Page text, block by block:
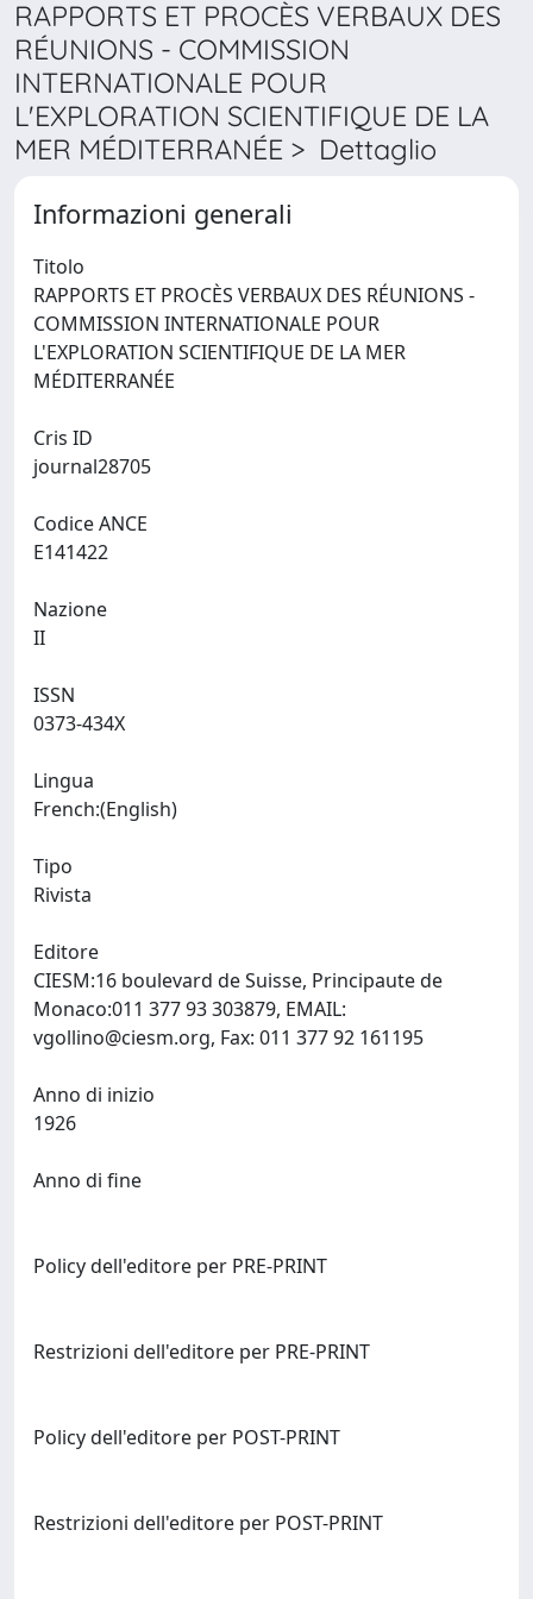
RAPPORTS ET PROCÈS VERBAUX DES
RÉUNIONS - COMMISSION
INTERNATIONALE POUR
L'EXPLORATION SCIENTIFIQUE DE LA
MER MÉDITERRANÉE > Dettaglio
Informazioni generali
Titolo
RAPPORTS ET PROCÈS VERBAUX DES RÉUNIONS -
COMMISSION INTERNATIONALE POUR
L'EXPLORATION SCIENTIFIQUE DE LA MER
Cris ID
Codice ANCE
Nazione
ISSN
Lingua
Tipo
Rivista
Editore
CIESM:16 boulevard de Suisse, Principaute de
Monaco:011 377 93 303879, EMAIL:
vgollino@ciesm.org
Anno di inizio
Anno di fine
Policy dell'editore per PRE-PRINT
Restrizioni dell'editore per PRE-PRINT
Policy dell'editore per POST-PRINT
Restrizioni dell'editore per POST-PRINT